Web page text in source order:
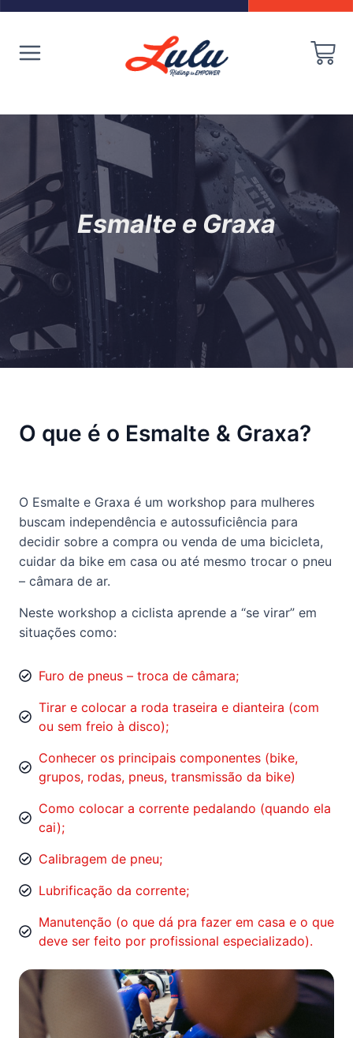
Esmalte e Graxa
O que é o Esmalte & Graxa?
O Esmalte e Graxa é um workshop para mulheres
buscam independência e autossuficiência para
decidir sobre a compra ou venda de uma bicicleta,
cuidar da bike em casa ou até mesmo trocar o pneu
– câmara de ar.
Neste workshop a ciclista aprende a “se virar” em
situações como:
Furo de pneus – troca de câmara;
Tirar e colocar a roda traseira e dianteira (com
ou sem freio à disco);
Conhecer os principais componentes (bike,
grupos, rodas, pneus, transmissão da bike)
Como colocar a corrente pedalando (quando ela
cai);
Calibragem de pneu;
Lubrificação da corrente;
Manutenção (o que dá pra fazer em casa e o que
deve ser feito por profissional especializado).